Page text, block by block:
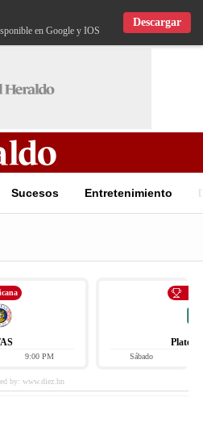
en Google y IOS
Descargar
Sucesos Entretenimiento
9:00 PM Sábado